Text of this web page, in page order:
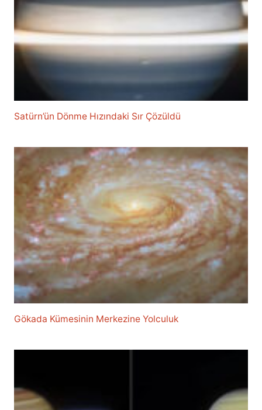
Satürn’ün Dönme Hızındaki Sır Çözüldü
Gökada Kümesinin Merkezine Yolculuk